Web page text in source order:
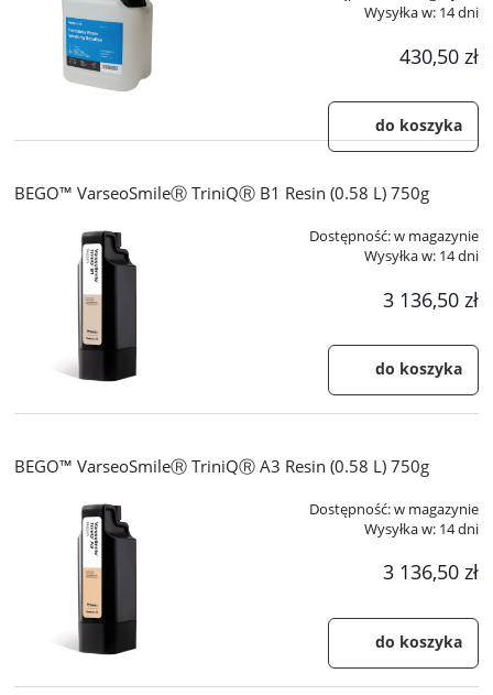
Wysyłka w: 14 dni
430,50 zł
do koszyka
BEGO™ VarseoSmileⓇ TriniQⓇ B1 Resin (0.58 L) 750g
Dostępność:w magazynie
Wysyłka w: 14 dni
3 136,50 zł
do koszyka
BEGO™ VarseoSmileⓇ TriniQⓇ A3 Resin (0.58 L) 750g
Dostępność:w magazynie
Wysyłka w: 14 dni
3 136,50 zł
do koszyka